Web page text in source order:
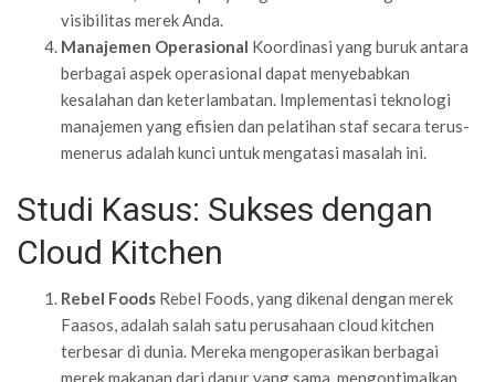
visibilitas merek Anda.
Manajemen Operasional Koordinasi yang buruk antara
berbagai aspek operasional dapat menyebabkan
kesalahan dan keterlambatan. Implementasi teknologi
manajemen yang efisien dan pelatihan staf secara terus-
menerus adalah kunci untuk mengatasi masalah ini.
Studi Kasus: Sukses dengan
Cloud Kitchen
Rebel Foods Rebel Foods, yang dikenal dengan merek
Faasos, adalah salah satu perusahaan cloud kitchen
terbesar di dunia. Mereka mengoperasikan berbagai
merek makanan dari dapur yang sama, mengoptimalkan